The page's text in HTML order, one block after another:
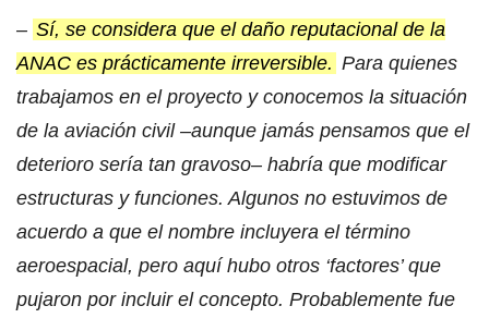
– Sí, se considera que el daño reputacional de la
ANAC es prácticamente irreversible. Para quienes
trabajamos en el proyecto y conocemos la situación
de la aviación civil –aunque jamás pensamos que el
deterioro sería tan gravoso– habría que modificar
estructuras y funciones. Algunos no estuvimos de
acuerdo a que el nombre incluyera el término
aeroespacial, pero aquí hubo otros ‘factores’ que
pujaron por incluir el concepto. Probablemente fue